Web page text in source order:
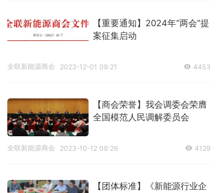
【重要通知】2024年“两会”提
案征集启动
全联新能源商会 2023-12-01 09:21 4453
【商会荣誉】我会调委会荣膺
全国模范人民调解委员会
全联新能源商会 2023-10-12 09:26 4129
【团体标准】《新能源行业企